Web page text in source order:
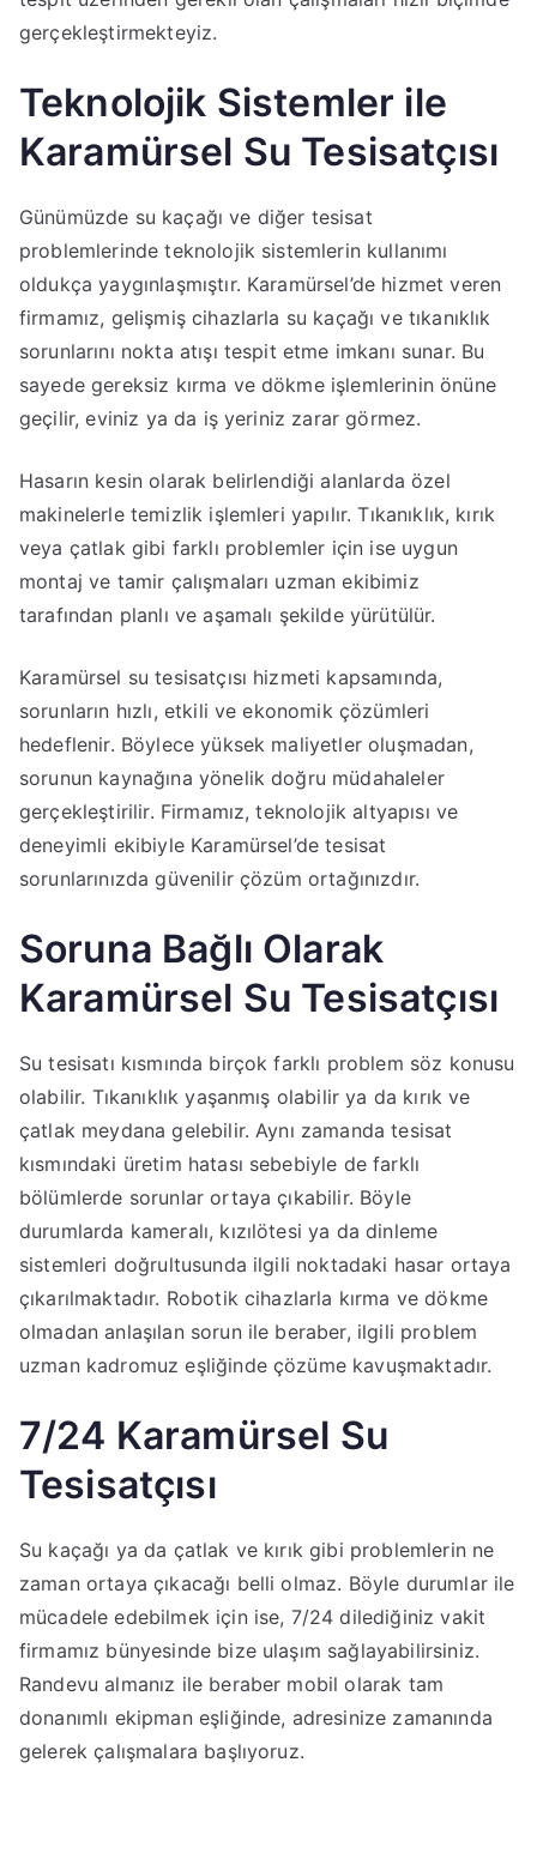
gerçekleştirmekteyiz.
Teknolojik Sistemler ile
Karamürsel Su Tesisatçısı
Günümüzde su kaçağı ve diğer tesisat
problemlerinde teknolojik sistemlerin kullanımı
oldukça yaygınlaşmıştır. Karamürsel’de hizmet veren
firmamız, gelişmiş cihazlarla su kaçağı ve tıkanıklık
sorunlarını nokta atışı tespit etme imkanı sunar. Bu
sayede gereksiz kırma ve dökme işlemlerinin önüne
geçilir, eviniz ya da iş yeriniz zarar görmez.
Hasarın kesin olarak belirlendiği alanlarda özel
makinelerle temizlik işlemleri yapılır. Tıkanıklık, kırık
veya çatlak gibi farklı problemler için ise uygun
montaj ve tamir çalışmaları uzman ekibimiz
tarafından planlı ve aşamalı şekilde yürütülür.
Karamürsel su tesisatçısı hizmeti kapsamında,
sorunların hızlı, etkili ve ekonomik çözümleri
hedeflenir. Böylece yüksek maliyetler oluşmadan,
sorunun kaynağına yönelik doğru müdahaleler
gerçekleştirilir. Firmamız, teknolojik altyapısı ve
deneyimli ekibiyle Karamürsel’de tesisat
sorunlarınızda güvenilir çözüm ortağınızdır.
Soruna Bağlı Olarak
Karamürsel Su Tesisatçısı
Su tesisatı kısmında birçok farklı problem söz konusu
olabilir. Tıkanıklık yaşanmış olabilir ya da kırık ve
çatlak meydana gelebilir. Aynı zamanda tesisat
kısmındaki üretim hatası sebebiyle de farklı
bölümlerde sorunlar ortaya çıkabilir. Böyle
durumlarda kameralı, kızılötesi ya da dinleme
sistemleri doğrultusunda ilgili noktadaki hasar ortaya
çıkarılmaktadır. Robotik cihazlarla kırma ve dökme
olmadan anlaşılan sorun ile beraber, ilgili problem
uzman kadromuz eşliğinde çözüme kavuşmaktadır.
7/24 Karamürsel Su
Tesisatçısı
Su kaçağı ya da çatlak ve kırık gibi problemlerin ne
zaman ortaya çıkacağı belli olmaz. Böyle durumlar ile
mücadele edebilmek için ise, 7/24 dilediğiniz vakit
firmamız bünyesinde bize ulaşım sağlayabilirsiniz.
Randevu almanız ile beraber mobil olarak tam
donanımlı ekipman eşliğinde, adresinize zamanında
gelerek çalışmalara başlıyoruz.